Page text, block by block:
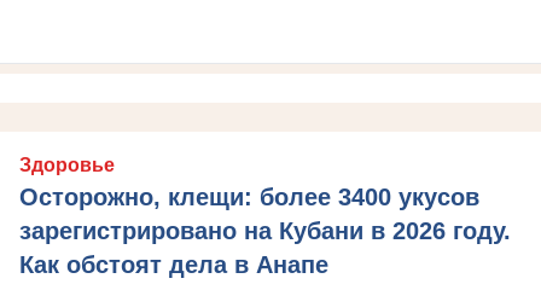
Здоровье
Осторожно, клещи: более 3400 укусов
зарегистрировано на Кубани в 2026 году.
Как обстоят дела в Анапе